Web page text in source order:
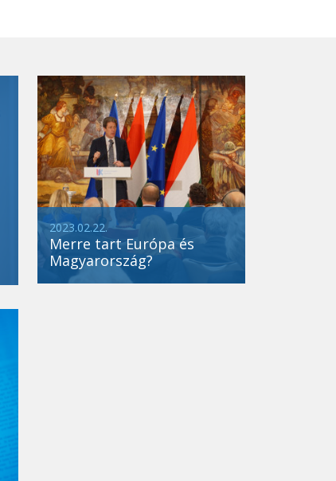
2023.02.22.
Merre tart Európa és
Magyarország?